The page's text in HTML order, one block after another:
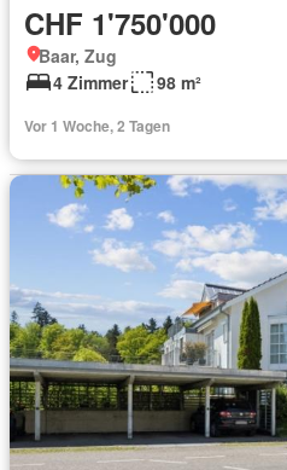
CHF 1'750'000
Baar, Zug
4 Zimmer
98 m²
Vor 1 Woche, 2 Tagen